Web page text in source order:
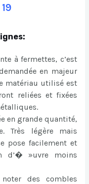
à fermettes, c’est
en majeur
matériau utilisé est
reliées et fixées
en grande quantité,
Très légère mais
pose facilement et
d’� »uvre moins
des combles